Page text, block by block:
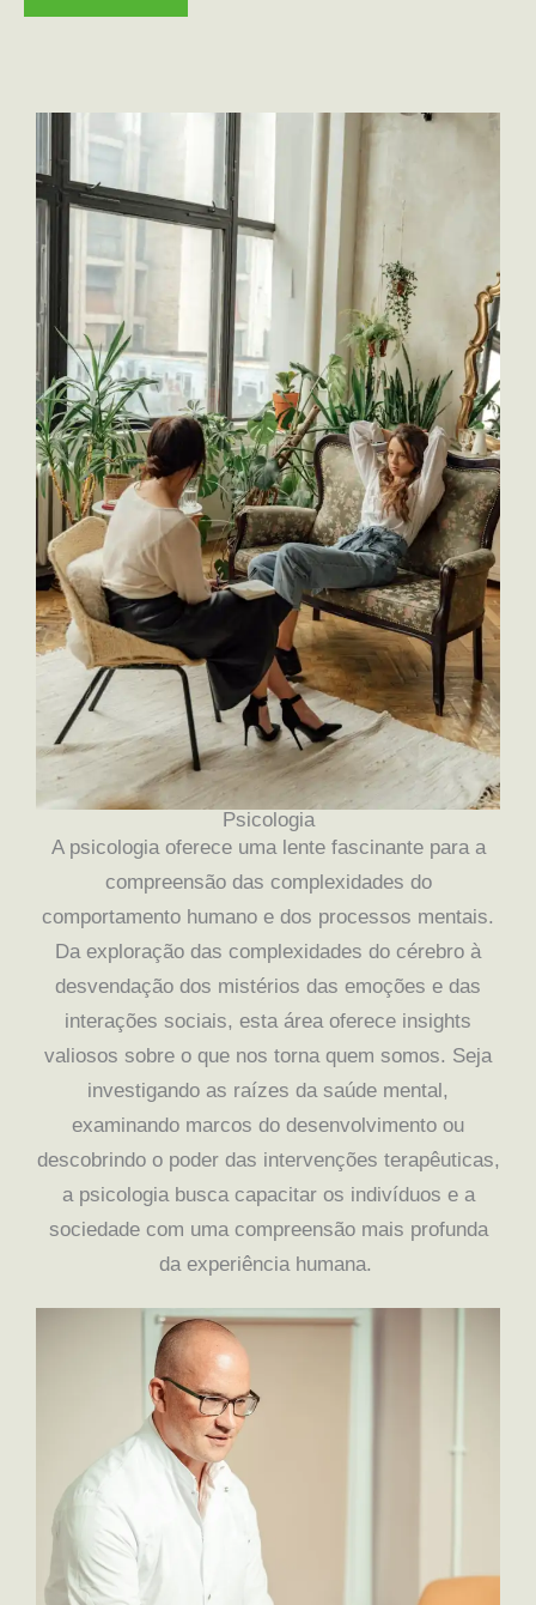
Psicologia
A psicologia oferece uma lente fascinante para a
compreensão das complexidades do
comportamento humano e dos processos mentais.
Da exploração das complexidades do cérebro à
desvendação dos mistérios das emoções e das
interações sociais, esta área oferece insights
valiosos sobre o que nos torna quem somos. Seja
investigando as raízes da saúde mental,
examinando marcos do desenvolvimento ou
descobrindo o poder das intervenções terapêuticas,
a psicologia busca capacitar os indivíduos e a
sociedade com uma compreensão mais profunda
da experiência humana.